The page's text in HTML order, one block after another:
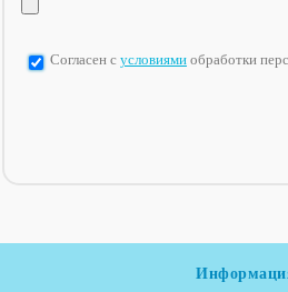
Согласен с условиями обработки